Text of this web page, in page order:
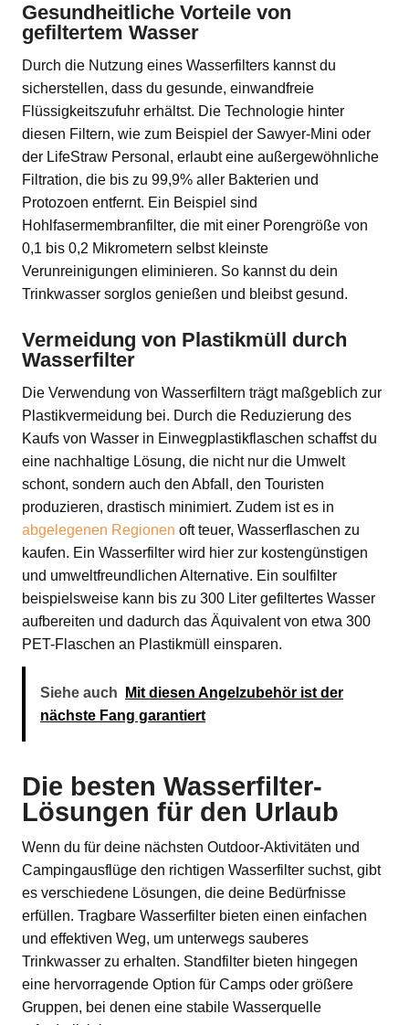
Gesundheitliche Vorteile von
gefiltertem Wasser
Durch die Nutzung eines Wasserfilters kannst du
sicherstellen, dass du gesunde, einwandfreie
Flüssigkeitszufuhr erhältst. Die Technologie hinter
diesen Filtern, wie zum Beispiel der Sawyer-Mini oder
der LifeStraw Personal, erlaubt eine außergewöhnliche
Filtration, die bis zu 99,9% aller Bakterien und
Protozoen entfernt. Ein Beispiel sind
Hohlfasermembranfilter, die mit einer Porengröße von
0,1 bis 0,2 Mikrometern selbst kleinste
Verunreinigungen eliminieren. So kannst du dein
Trinkwasser sorglos genießen und bleibst gesund.
Vermeidung von Plastikmüll durch
Wasserfilter
Die Verwendung von Wasserfiltern trägt maßgeblich zur
Plastikvermeidung bei. Durch die Reduzierung des
Kaufs von Wasser in Einwegplastikflaschen schaffst du
eine nachhaltige Lösung, die nicht nur die Umwelt
schont, sondern auch den Abfall, den Touristen
produzieren, drastisch minimiert. Zudem ist es in
abgelegenen Regionen oft teuer, Wasserflaschen zu
kaufen. Ein Wasserfilter wird hier zur kostengünstigen
und umweltfreundlichen Alternative. Ein soulfilter
beispielsweise kann bis zu 300 Liter gefiltertes Wasser
aufbereiten und dadurch das Äquivalent von etwa 300
PET-Flaschen an Plastikmüll einsparen.
Siehe auch
Mit diesen Angelzubehör ist der
nächste Fang garantiert
Die besten Wasserfilter-
Lösungen für den Urlaub
Wenn du für deine nächsten Outdoor-Aktivitäten und
Campingausflüge den richtigen Wasserfilter suchst, gibt
es verschiedene Lösungen, die deine Bedürfnisse
erfüllen. Tragbare Wasserfilter bieten einen einfachen
und effektiven Weg, um unterwegs sauberes
Trinkwasser zu erhalten. Standfilter bieten hingegen
eine hervorragende Option für Camps oder größere
Gruppen, bei denen eine stabile Wasserquelle